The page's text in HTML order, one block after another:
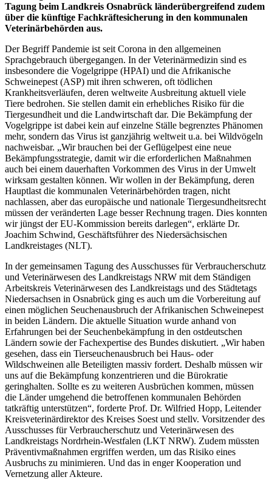
Tagung beim Landkreis Osnabrück länderübergreifend zudem
über die künftige Fachkräftesicherung in den kommunalen
Veterinärbehörden aus.
Der Begriff Pandemie ist seit Corona in den allgemeinen
Sprachgebrauch übergegangen. In der Veterinärmedizin sind es
insbesondere die Vogelgrippe (HPAI) und die Afrikanische
Schweinepest (ASP) mit ihren schweren, oft tödlichen
Krankheitsverläufen, deren weltweite Ausbreitung aktuell viele
Tiere bedrohen. Sie stellen damit ein erhebliches Risiko für die
Tiergesundheit und die Landwirtschaft dar. Die Bekämpfung der
Vogelgrippe ist dabei kein auf einzelne Ställe begrenztes Phänomen
mehr, sondern das Virus ist ganzjährig weltweit u.a. bei Wildvögeln
nachweisbar. „Wir brauchen bei der Geflügelpest eine neue
Bekämpfungsstrategie, damit wir die erforderlichen Maßnahmen
auch bei einem dauerhaften Vorkommen des Virus in der Umwelt
wirksam gestalten können. Wir wollen in der Bekämpfung, deren
Hauptlast die kommunalen Veterinärbehörden tragen, nicht
nachlassen, aber das europäische und nationale Tiergesundheitsrecht
müssen der veränderten Lage besser Rechnung tragen. Dies konnten
wir jüngst der EU-Kommission bereits darlegen“, erklärte Dr.
Joachim Schwind, Geschäftsführer des Niedersächsischen
Landkreistages (NLT).
In der gemeinsamen Tagung des Ausschusses für Verbraucherschutz
und Veterinärwesen des Landkreistags NRW mit dem Ständigen
Arbeitskreis Veterinärwesen des Landkreistags und des Städtetags
Niedersachsen in Osnabrück ging es auch um die Vorbereitung auf
einen möglichen Seuchenausbruch der Afrikanischen Schweinepest
in beiden Ländern. Die aktuelle Situation wurde anhand von
Erfahrungen bei der Seuchenbekämpfung in den ostdeutschen
Ländern sowie der Fachexpertise des Bundes diskutiert. „Wir haben
gesehen, dass ein Tierseuchenausbruch bei Haus- oder
Wildschweinen alle Beteiligten massiv fordert. Deshalb müssen wir
uns auf die Bekämpfung konzentrieren und die Bürokratie
geringhalten. Sollte es zu weiteren Ausbrüchen kommen, müssen
die Länder umgehend die betroffenen kommunalen Behörden
tatkräftig unterstützen“, forderte Prof. Dr. Wilfried Hopp, Leitender
Kreisveterinärdirektor des Kreises Soest und stellv. Vorsitzender des
Ausschusses für Verbraucherschutz und Veterinärwesen des
Landkreistags Nordrhein-Westfalen (LKT NRW). Zudem müssten
Präventivmaßnahmen ergriffen werden, um das Risiko eines
Ausbruchs zu minimieren. Und das in enger Kooperation und
Vernetzung aller Akteure.